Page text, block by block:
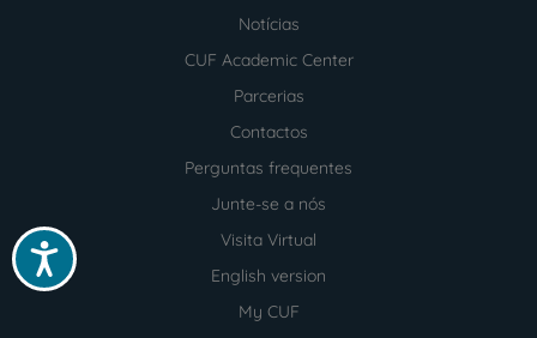
Acessibilidade
Notícias
CUF Academic Center
Parcerias
Contactos
Perguntas frequentes
Junte-se a nós
Visita Virtual
English version
My CUF